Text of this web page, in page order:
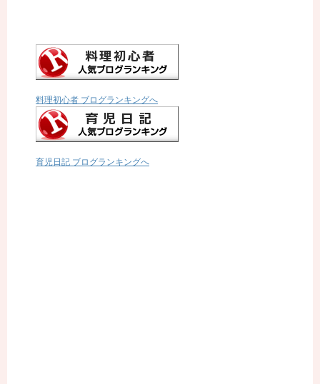
料理初心者 ブログランキングへ
育児日記 ブログランキングへ